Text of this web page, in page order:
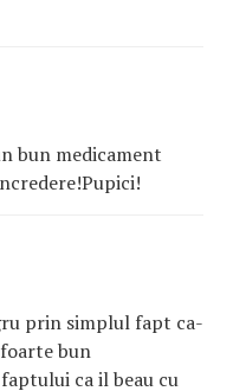
bun medicament
prin simplul fapt ca-
bun
ca il beau cu